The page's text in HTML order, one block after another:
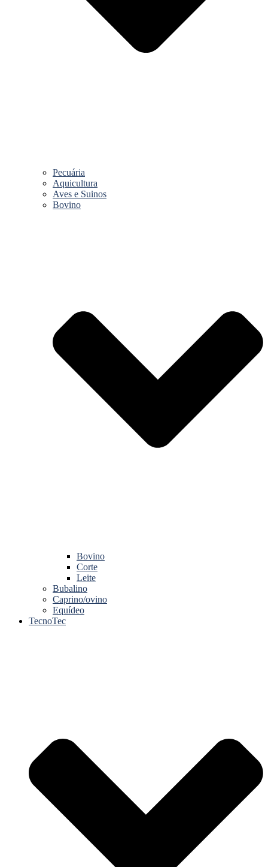
Pecuária
Aquicultura
Aves e Suinos
Bovino
Bovino
Corte
Leite
Bubalino
Caprino/ovino
Equídeo
TecnoTec